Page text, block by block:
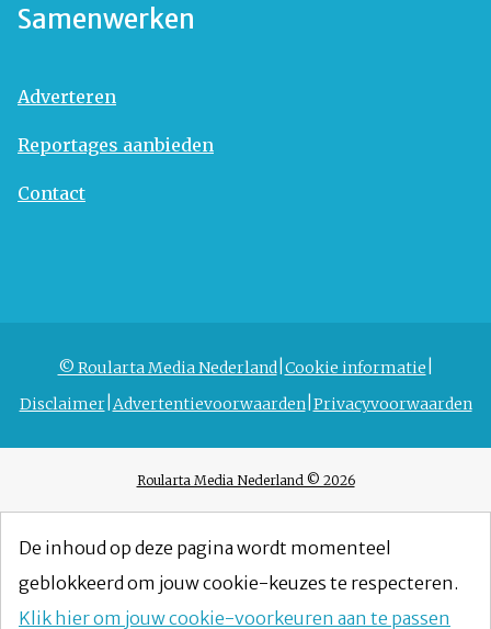
Samenwerken
Adverteren
Reportages aanbieden
Contact
© Roularta Media Nederland Cookie informatie
Disclaimer Advertentievoorwaarden Privacyvoorwaarden
Roularta Media Nederland © 2026
De inhoud op deze pagina wordt momenteel
geblokkeerd om jouw cookie-keuzes te respecteren.
Klik hier om jouw cookie-voorkeuren aan te passen